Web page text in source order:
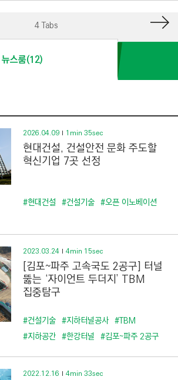
I
N
O
T
R
I
O
N
)
4 Tabs
뉴스룸(12)
2026.04.09 1min 35sec
현대건설, 건설안전 문화 주도할
혁신기업 7곳 선정
#현대건설 #건설기술 #오픈 이노베이션
2023.03.24 4min 15sec
[김포~파주 고속국도 2공구] 터널
뚫는 ‘자이언트 두더지’ TBM
집중탐구
#건설기술 #지하터널공사 #TBM
#지하공간 #한강터널 #김포~파주 2공구
2022.12.16 4min 33sec